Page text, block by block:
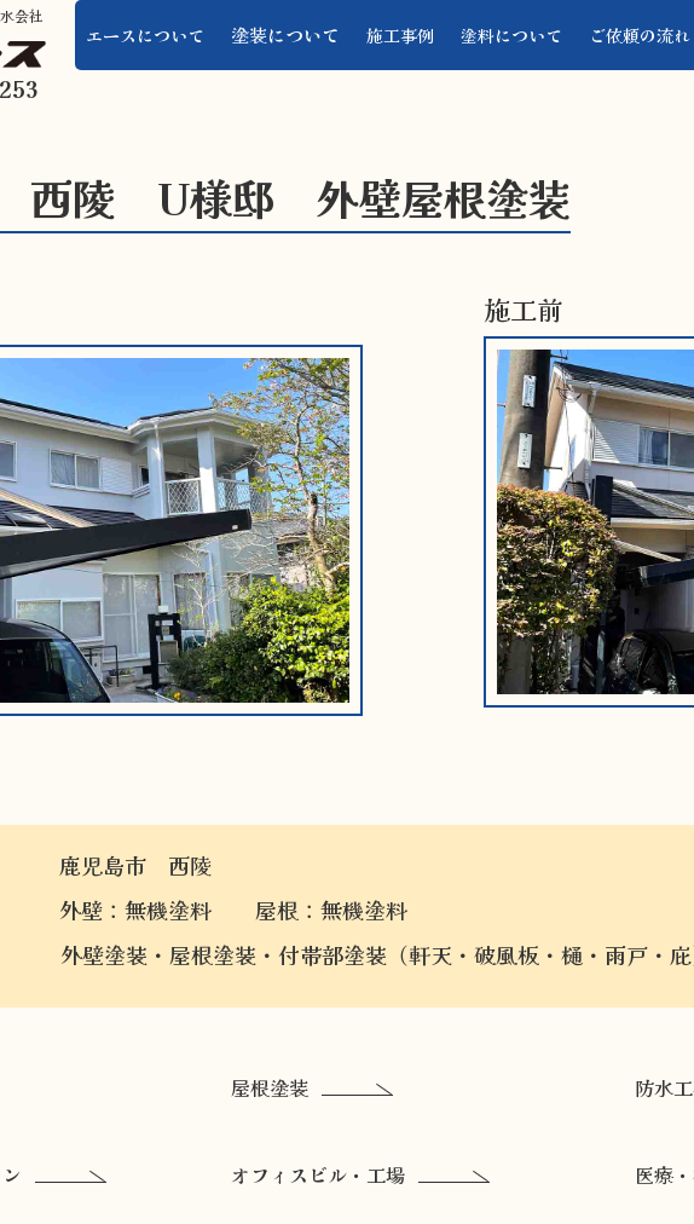
会社
エースについて 塗装について 施工事例 塗料について ご依頼の流れ
西陵 U様邸 外壁屋根塗装
施工前
鹿児島市 西陵
外壁：無機塗料 屋根：無機塗料
外壁塗装・屋根塗装・付帯部塗装（軒天・破風板・樋・雨戸・
屋根塗装 防水
オフィスビル・工場 医療